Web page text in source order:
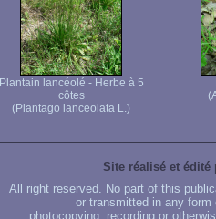
Plantain lancéolé - Herbe à 5
côtes
(Plantago lanceolata L.)
Site réalisé et édité
All right reserved. No part of this
or transmitted in any
photocopying, recording or